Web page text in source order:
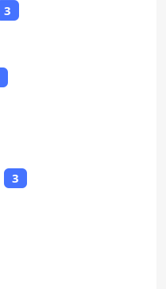
3
3